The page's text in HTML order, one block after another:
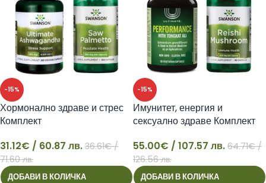
-15%
31
Хормонално здраве и стрес
Комплект
31.12€ / 60.87 лв. 36.61€/
71.60 лв.
ДОБАВИ В КОЛИЧКА
-15%
55
Имунитет, енергия и
сексуално здраве Комплект
55.00€ / 107.57 лв. 64.71€/
126.56 лв.
ДОБАВИ В КОЛИЧКА